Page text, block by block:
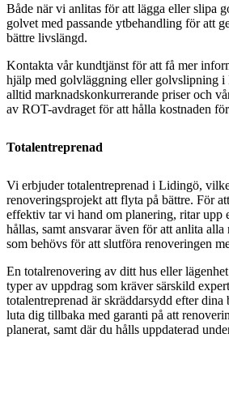
Både när vi anlitas för att lägga eller slipa
golvet med passande ytbehandling för att
bättre livslängd.
Kontakta vår kundtjänst för att få mer
hjälp med golvläggning eller golvslipning
alltid marknadskonkurrerande priser och
av ROT-avdraget för att hålla kostnaden
Totalentreprenad
Vi erbjuder totalentreprenad i Lidingö,
renoveringsprojekt att flyta på bättre. För
effektiv tar vi hand om planering, ritar upp
hållas, samt ansvarar även för att anlita
som behövs för att slutföra renoveringen
En totalrenovering av ditt hus eller
typer av uppdrag som kräver särskild
totalentreprenad är skräddarsydd efter dina
luta dig tillbaka med garanti på att
planerat, samt där du hålls uppdaterad